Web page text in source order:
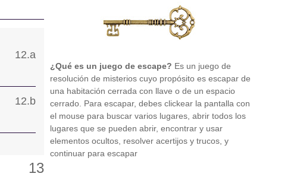
¿Qué es un juego de escape? Es un juego de
resolución de misterios cuyo propósito es escapar de
una habitación cerrada con llave o de un espacio
cerrado. Para escapar, debes clickear la pantalla con
el mouse para buscar varios lugares, abrir todos los
lugares que se pueden abrir, encontrar y usar
elementos ocultos, resolver acertijos y trucos, y
continuar para escapar